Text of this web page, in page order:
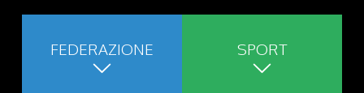
FEDERAZIONE SPORT